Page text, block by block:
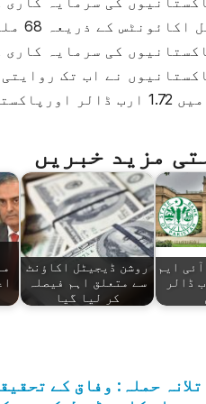
سرمایہ کاری کی ہے۔
مزید خبریں
ایم
1.3 ارب ڈالر
روشن ڈیجیٹل اکاؤنٹ
سے متعلق اہم فیصلہ
کر لیا گیا
حملہ: وفاق کے